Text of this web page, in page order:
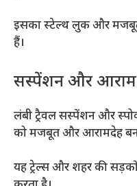
इसका स्टेल्थ लुक और
हैं।
सस्पेंशन और
लंबी ट्रैवल सस्पेंशन और
को मजबूत और आरामदेह
यह ट्रेल्स और शहर की सड़कों